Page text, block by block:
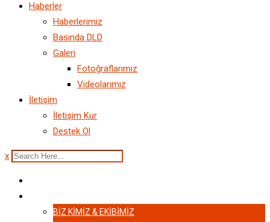
Haberler
Haberlerimiz
Basında DLD
Galeri
Fotoğraflarımız
Videolarımız
İletişim
İletişim Kur
Destek Ol
x
BIZ KIMIZ & EKIBIMIZ